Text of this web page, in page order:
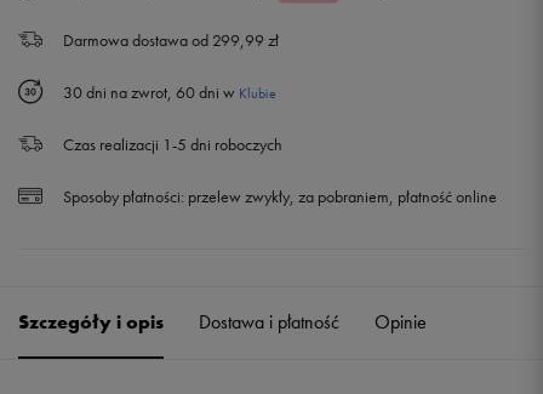
176
Darmowa dostawa od 299,99 zł
30 dni na zwrot, 60 dni w Klubie
Czas realizacji 1-5 dni roboczych
Sposoby płatności: przelew zwykły, za pobraniem, płatność online
Szczegóły i opis Dostawa i płatność Opinie